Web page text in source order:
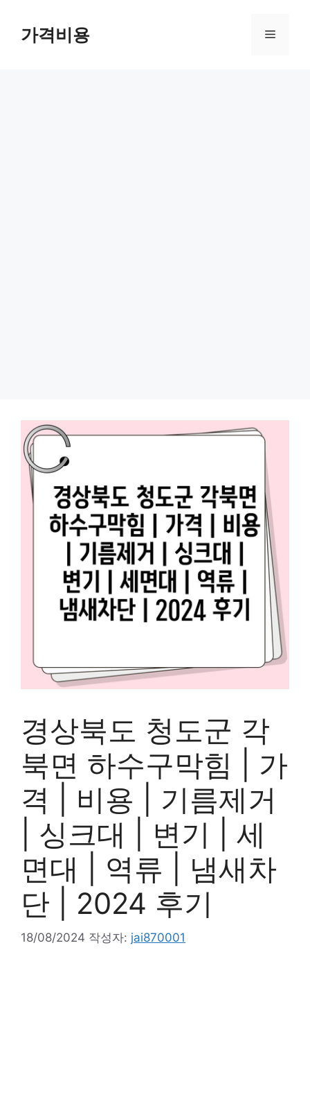
가격비용 메
경상북도 청도군 각
북면 하수구막힘 | 가
격 | 비용 | 기름제거
| 싱크대 | 변기 | 세
면대 | 역류 | 냄새차
단 | 2024 후기
18/08/2024 작성자: jai870001